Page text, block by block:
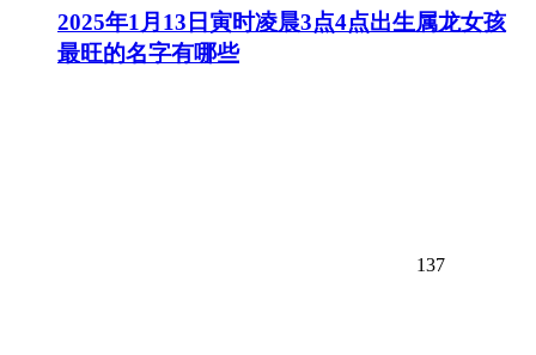
2025年1月13日寅时凌晨3点4点出生属龙女孩
最旺的名字有哪些
137